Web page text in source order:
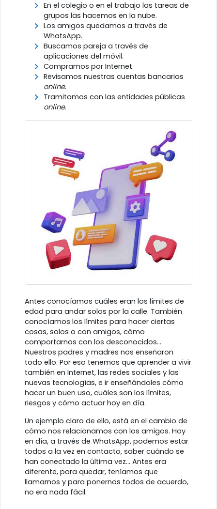
En el colegio o en el trabajo las tareas de
grupos las hacemos en la nube.
Los amigos quedamos a través de
WhatsApp.
Buscamos pareja a través de
aplicaciones del móvil.
Compramos por Internet.
Revisamos nuestras cuentas bancarias
online.
Tramitamos con las entidades públicas
online.
Antes conocíamos cuáles eran los límites de
edad para andar solos por la calle. También
conocíamos los límites para hacer ciertas
cosas, solos o con amigos, cómo
comportarnos con los desconocidos…
Nuestros padres y madres nos enseñaron
todo ello. Por eso tenemos que aprender a vivir
también en Internet, las redes sociales y las
nuevas tecnologías, e ir enseñándoles cómo
hacer un buen uso, cuáles son los límites,
riesgos y cómo actuar hoy en día.
Un ejemplo claro de ello, está en el cambio de
cómo nos relacionamos con los amigos. Hoy
en día, a través de WhatsApp, podemos estar
todos a la vez en contacto, saber cuándo se
han conectado la última vez... Antes era
diferente, para quedar, teníamos que
llamarnos y para ponernos todos de acuerdo,
no era nada fácil.